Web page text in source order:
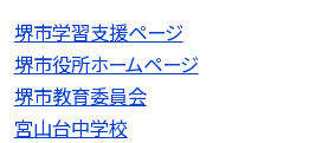
堺市学習支援ページ
堺市役所ホームページ
堺市教育委員会
宮山台中学校